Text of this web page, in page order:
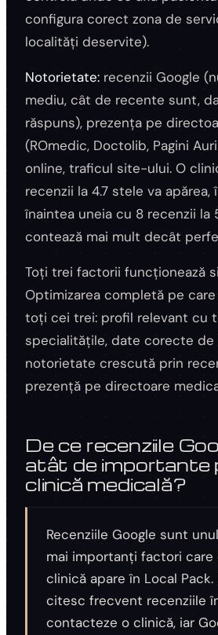
configura corect zona de
localități deservite).
Notorietate: recenzii Google
mediu, cât de recente sunt,
răspuns), prezența pe
(ROmedic, Doctolib, Pagini
online, traficul site-ului. O
recenzii la 4.7 stele va apărea,
înaintea uneia cu 8 recenzii
contează mai mult decât
Toți trei factorii funcționează
Optimizarea completă pe
toți cei trei: profil relevant cu
specialitățile, date corecte de
notorietate crescută prin
prezență pe directoare
De ce recenziile
atât de importante
clinică medicală?
Recenziile Google sunt
mai importanți factori
clinică apare în Local Pack.
citesc frecvent recenziile
contacteze o clinică, iar